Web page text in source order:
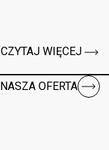
CZYTAJ WIĘCEJ
NASZA OFERTA